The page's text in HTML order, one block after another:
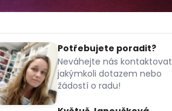
Potřebujete poradit?
Neváhejte nás
jakýmkoli dotazem nebo
žádostí o radu!